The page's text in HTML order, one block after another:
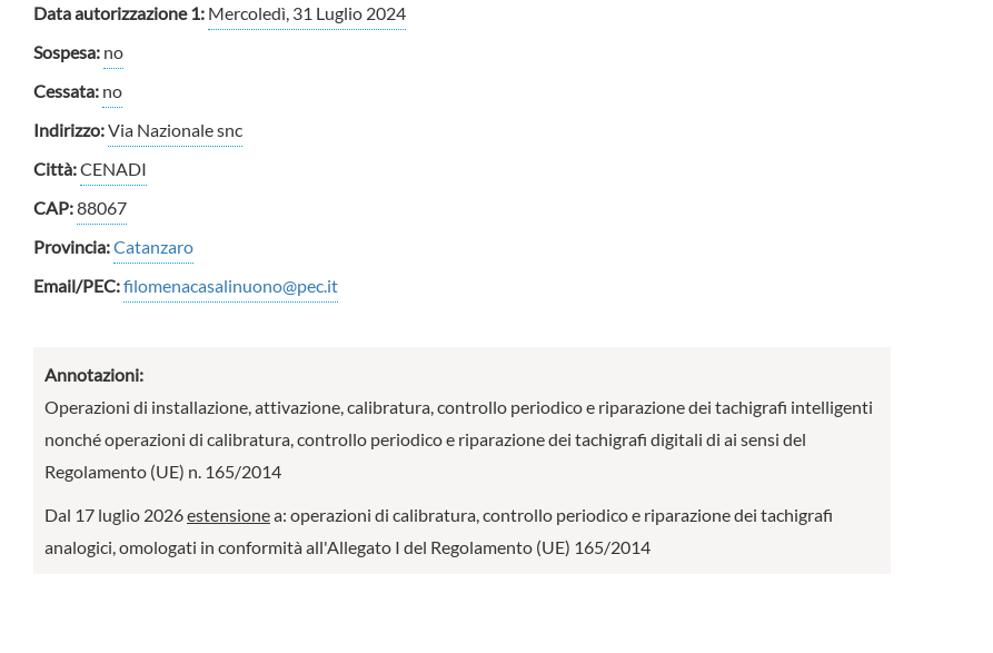
Data autorizzazione 1: Mercoledì, 31 Luglio 2024
Sospesa: no
Cessata: no
Indirizzo:Via Nazionale snc
Città:CENADI
CAP:88067
Provincia:Catanzaro
Email/PEC:filomenacasalinuono@pec.it
Annotazioni:
Operazioni di installazione, attivazione, calibratura, controllo periodico e riparazione dei tachigrafi intelligenti
nonché operazioni di calibratura, controllo periodico e riparazione dei tachigrafi digitali di ai sensi del
Regolamento (UE) n. 165/2014
Dal 17 luglio 2026estensionea: operazioni di calibratura, controllo periodico e riparazione dei tachigrafi
analogici, omologati in conformità all'Allegato I del Regolamento (UE) 165/2014